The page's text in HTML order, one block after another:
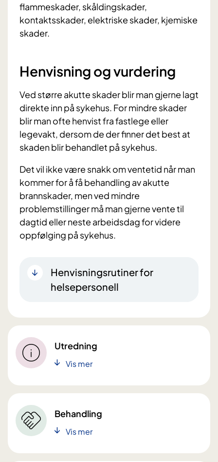
flammeskader, skåldingskader,
kontaktsskader, elektriske skader, kjemiske
skader.
Henvisning og vurdering
Ved større akutte skader blir man gjerne lagt
direkte inn på sykehus. For mindre skader
blir man ofte henvist fra fastlege eller
legevakt, dersom de der finner det best at
skaden blir behandlet på sykehus.
Det vil ikke være snakk om ventetid når man
kommer for å få behandling av akutte
brannskader, men ved mindre
problemstillinger må man gjerne vente til
dagtid eller neste arbeidsdag for videre
oppfølging på sykehus.
Henvisningsrutiner for
helsepersonell
Utredning
Vis mer
Behandling
Vis mer